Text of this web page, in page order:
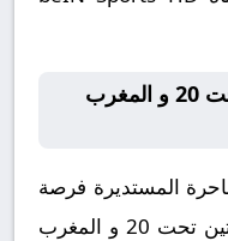
بث مباشر مباراة الأرجنتين تحت 20 و المغرب
المستديرة فرصة
مشاهدة بث مباشر مباراة الأرجنتين تحت 20 و المغرب